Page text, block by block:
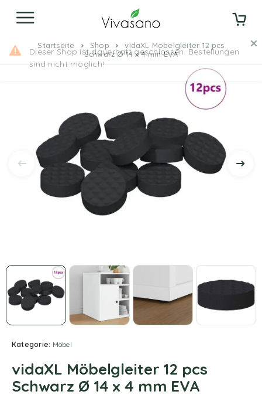
Startseite Shop
vidaXL Möbelgleiter 12 pcs
Schwarz Ø 14 x 4 mm EVA
Kategorie: Möbel
vidaXL Möbelgleiter 12 pcs
Schwarz Ø 14 x 4 mm EVA